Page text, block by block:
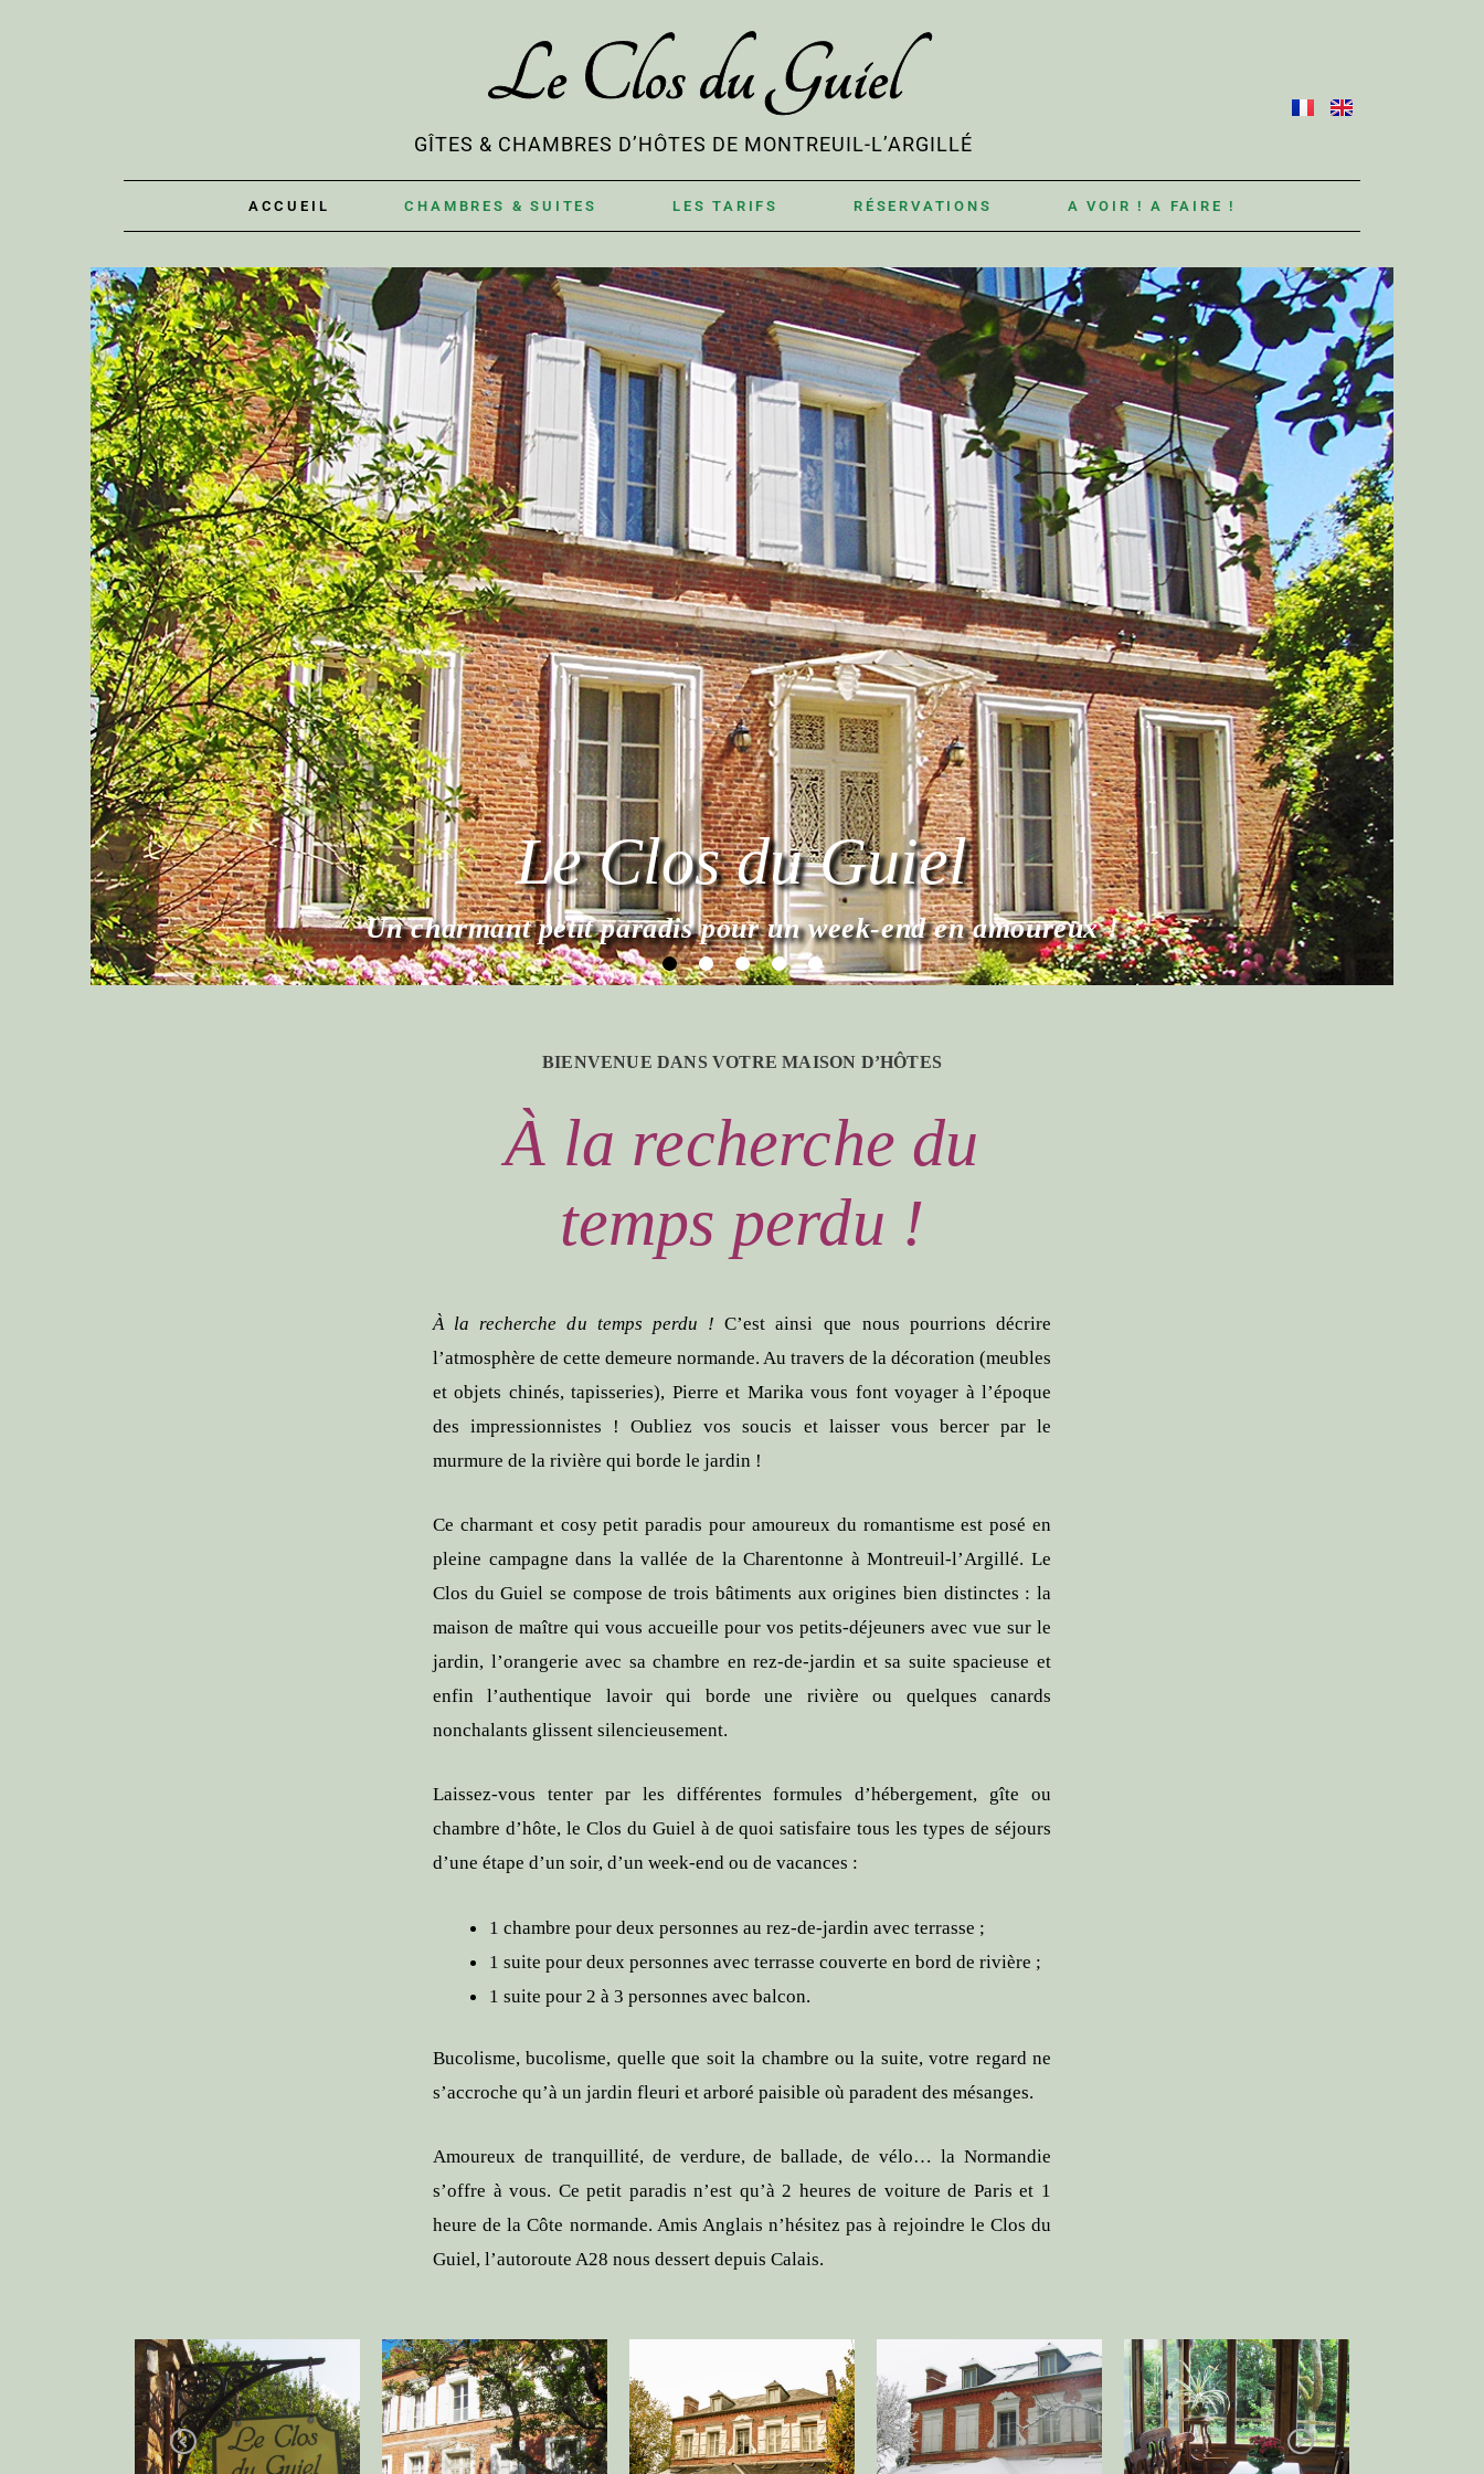
Le Clos du Guiel
GÎTES & CHAMBRES D’HÔTES DE MONTREUIL-L’ARGILLÉ
ACCUEIL CHAMBRES & SUITES LES TARIFS RÉSERVATIONS A VOIR ! A FAIRE !
BIENVENUE DANS VOTRE MAISON D’HÔTES
À la recherche du
temps perdu !
À la recherche du temps perdu ! C’est ainsi que nous pourrions décrire
l’atmosphère de cette demeure normande. Au travers de la décoration (meubles
et objets chinés, tapisseries), Pierre et Marika vous font voyager à l’époque
des impressionnistes ! Oubliez vos soucis et laisser vous bercer par le
murmure de la rivière qui borde le jardin !
Ce charmant et cosy petit paradis pour amoureux du romantisme est posé en
pleine campagne dans la vallée de la Charentonne à Montreuil-l’Argillé. Le
Clos du Guiel se compose de trois bâtiments aux origines bien distinctes : la
maison de maître qui vous accueille pour vos petits-déjeuners avec vue sur le
jardin, l’orangerie avec sa chambre en rez-de-jardin et sa suite spacieuse et
enfin l’authentique lavoir qui borde une rivière ou quelques canards
nonchalants glissent silencieusement.
Laissez-vous tenter par les différentes formules d’hébergement, gîte ou
chambre d’hôte, le Clos du Guiel à de quoi satisfaire tous les types de séjours
d’une étape d’un soir, d’un week-end ou de vacances :
1 chambre pour deux personnes au rez-de-jardin avec terrasse ;
1 suite pour deux personnes avec terrasse couverte en bord de rivière ;
1 suite pour 2 à 3 personnes avec balcon.
Bucolisme, bucolisme, quelle que soit la chambre ou la suite, votre regard ne
s’accroche qu’à un jardin fleuri et arboré paisible où paradent des mésanges.
Amoureux de tranquillité, de verdure, de ballade, de vélo… la Normandie
s’offre à vous. Ce petit paradis n’est qu’à 2 heures de voiture de Paris et 1
heure de la Côte normande. Amis Anglais n’hésitez pas à rejoindre le Clos du
Guiel, l’autoroute A28 nous dessert depuis Calais.